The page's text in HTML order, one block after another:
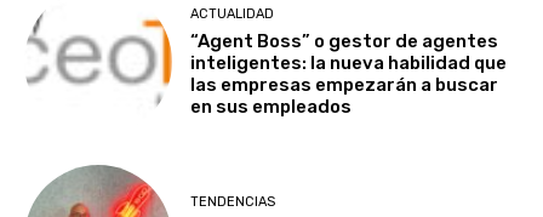
ACTUALIDAD
“Agent Boss” o gestor de agentes
inteligentes: la nueva habilidad que
las empresas empezarán a buscar
en sus empleados
TENDENCIAS